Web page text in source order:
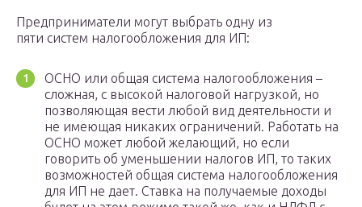
Предприниматели могут выбрать одну из
пяти систем налогообложения для ИП:
ОСНО или общая система налогообложения –
сложная, с высокой налоговой нагрузкой, но
позволяющая вести любой вид деятельности и
не имеющая никаких ограничений. Работать на
ОСНО может любой желающий, но если
говорить об уменьшении налогов ИП, то таких
возможностей общая система налогообложения
для ИП не дает. Ставка на получаемые доходы